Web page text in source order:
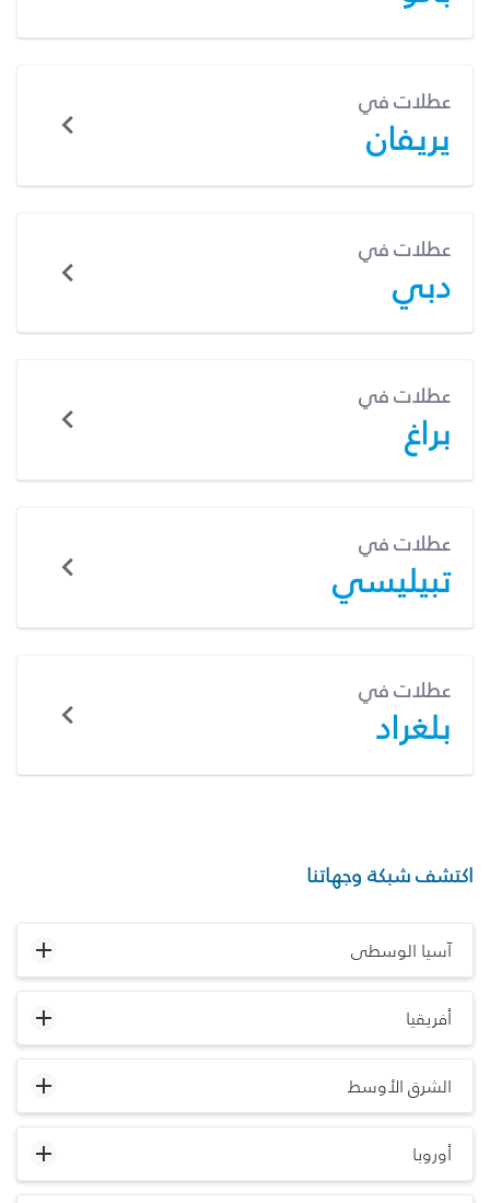
عطلات في
يريفان
عطلات في
دبي
عطلات في
براغ
عطلات في
تبيليسي
عطلات في
بلغراد
اكتشف شبكة وجهاتنا
آسيا الوسطى
أفريقيا
الشرق الأوسط
أوروبا